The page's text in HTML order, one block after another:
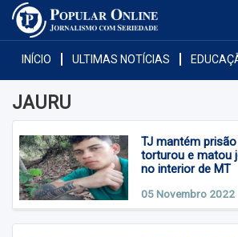
Araputanga
INÍCIO ULTIMAS NOTÍCIAS
JAURU
TJ mantém
torturou e matou
no interior de MT
05 Novembro 2022